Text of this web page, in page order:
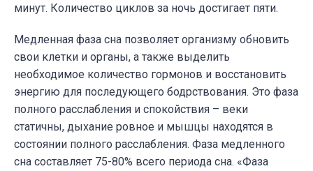
минут. Количество циклов за ночь достигает пяти.
Медленная фаза сна позволяет организму обновить
свои клетки и органы, а также выделить
необходимое количество гормонов и восстановить
энергию для последующего бодрствования. Это фаза
полного расслабления и спокойствия – веки
статичны, дыхание ровное и мышцы находятся в
состоянии полного расслабления. Фаза медленного
сна составляет 75-80% всего периода сна. «Фаза